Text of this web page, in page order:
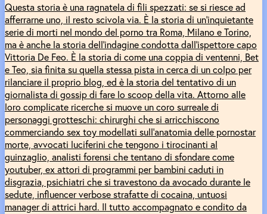
Questa storia è una ragnatela di fili spezzati: se si riesce ad
afferrarne uno, il resto scivola via. È la storia di un'inquietante
serie di morti nel mondo del porno tra Roma, Milano e Torino,
ma è anche la storia dell'indagine condotta dall'ispettore capo
Vittoria De Feo. È la storia di come una coppia di ventenni, Bet
e Teo, sia finita su quella stessa pista in cerca di un colpo per
rilanciare il proprio blog, ed è la storia del tentativo di un
giornalista di gossip di fare lo scoop della vita. Attorno alle
loro complicate ricerche si muove un coro surreale di
personaggi grotteschi: chirurghi che si arricchiscono
commerciando sex toy modellati sull'anatomia delle pornostar
morte, avvocati luciferini che tengono i tirocinanti al
guinzaglio, analisti forensi che tentano di sfondare come
youtuber, ex attori di programmi per bambini caduti in
disgrazia, psichiatri che si travestono da avocado durante le
sedute, influencer verbose strafatte di cocaina, untuosi
manager di attrici hard. Il tutto accompagnato e condito da